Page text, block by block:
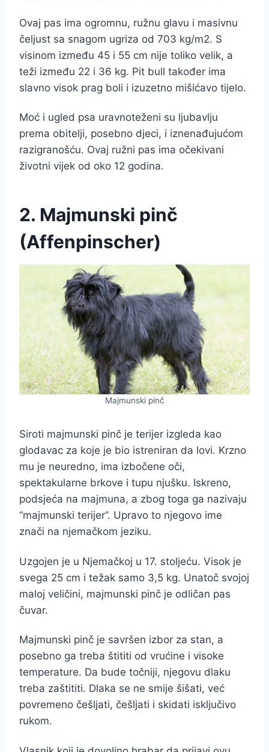
Ovaj pas ima ogromnu, ružnu glavu i masivnu
čeljust sa snagom ugriza od 703 kg/m2. S
visinom između 45 i 55 cm nije toliko velik, a
teži između 22 i 36 kg. Pit bull također ima
slavno visok prag boli i izuzetno mišićavo tijelo.
Moć i ugled psa uravnoteženi su ljubavlju
prema obitelji, posebno djeci, i iznenađujućom
razigranošću. Ovaj ružni pas ima očekivani
životni vijek od oko 12 godina.
2. Majmunski pinč
(Affenpinscher)
Majmunski pinč
Siroti majmunski pinč je terijer izgleda kao
glodavac za koje je bio istreniran da lovi. Krzno
mu je neuredno, ima izbočene oči,
spektakularne brkove i tupu njušku. Iskreno,
podsjeća na majmuna, a zbog toga ga nazivaju
“majmunski terijer”. Upravo to njegovo ime
znači na njemačkom jeziku.
Uzgojen je u Njemačkoj u 17. stoljeću. Visok je
svega 25 cm i težak samo 3,5 kg. Unatoč svojoj
maloj veličini, majmunski pinč je odličan pas
čuvar.
Majmunski pinč je savršen izbor za stan, a
posebno ga treba štititi od vrućine i visoke
temperature. Da bude točniji, njegovu dlaku
treba zaštititi. Dlaka se ne smije šišati, već
povremeno češljati, češljati i skidati isključivo
rukom.